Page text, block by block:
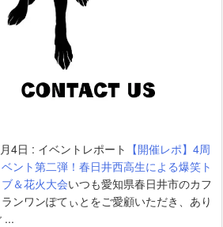
4日 : イベントレポート 【開催レポ】4周
ント第二弾！春日井西高生による爆笑ト
＆花火大会いつも愛知県春日井市のカフ
ンワンぽてぃとをご愛顧いただき、あり
...